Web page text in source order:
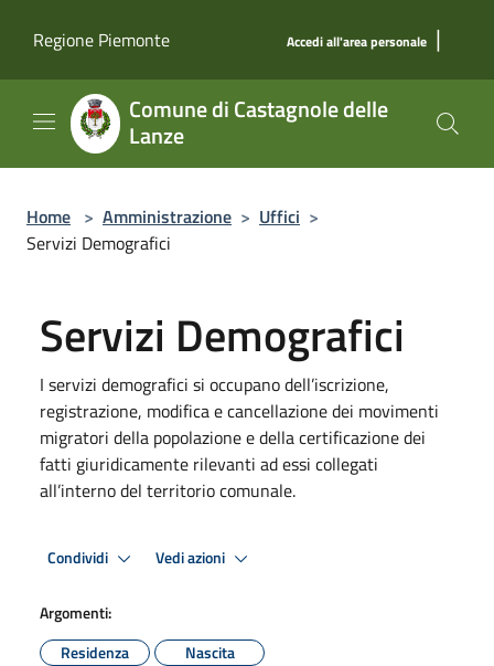
Regione Piemonte
Accedi all'area personale |
Comune di Castagnole delle
Lanze
Home > Amministrazione > Uffici >
Servizi Demografici
Servizi Demografici
I servizi demografici si occupano dell’iscrizione,
registrazione, modifica e cancellazione dei movimenti
migratori della popolazione e della certificazione dei
fatti giuridicamente rilevanti ad essi collegati
all’interno del territorio comunale.
Condividi Vedi azioni
Argomenti:
Residenza
Nascita